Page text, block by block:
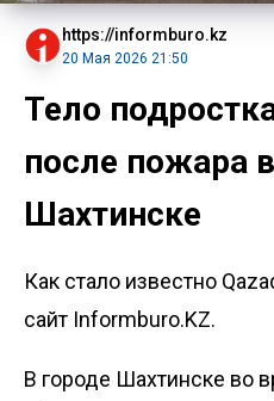
https://informburo.kz
20 Мая 2026 21:50
Тело
после пожара
Шахтинске
Как стало известно
сайт Informburo.KZ.
В городе Шахтинске во